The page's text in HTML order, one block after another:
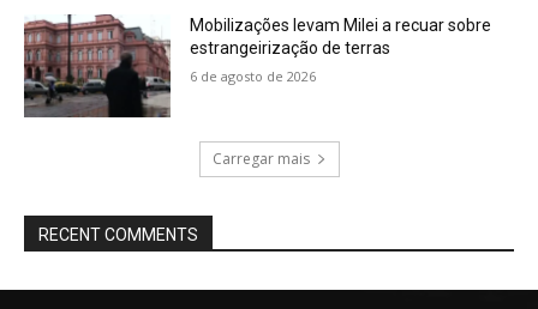
Mobilizações levam Milei a recuar sobre
estrangeirização de terras
6 de agosto de 2026
Carregar mais
RECENT COMMENTS